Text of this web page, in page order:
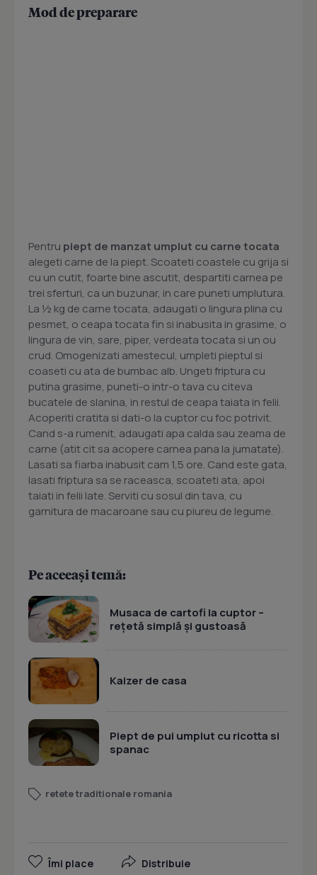
Mod de preparare
Pentru piept de manzat umplut cu carne tocata
alegeti carne de la piept. Scoateti coastele cu grija si
cu un cutit, foarte bine ascutit, despartiti carnea pe
trei sferturi, ca un buzunar, in care puneti umplutura.
La ½ kg de carne tocata, adaugati o lingura plina cu
pesmet, o ceapa tocata fin si inabusita in grasime, o
lingura de vin, sare, piper, verdeata tocata si un ou
crud. Omogenizati amestecul, umpleti pieptul si
coaseti cu ata de bumbac alb. Ungeti friptura cu
putina grasime, puneti-o intr-o tava cu citeva
bucatele de slanina, in restul de ceapa taiata in felii.
Acoperiti cratita si dati-o la cuptor cu foc potrivit.
Cand s-a rumenit, adaugati apa calda sau zeama de
carne (atit cit sa acopere carnea pana la jumatate).
Lasati sa fiarba inabusit cam 1,5 ore. Cand este gata,
lasati friptura sa se raceasca, scoateti ata, apoi
taiati in felii late. Serviti cu sosul din tava, cu
garnitura de macaroane sau cu piureu de legume.
Pe aceeași temă:
Musaca de cartofi la cuptor –
rețetă simplă și gustoasă
Kaizer de casa
Piept de pui umplut cu ricotta si
spanac
retete traditionale romania
Îmi place Distribuie